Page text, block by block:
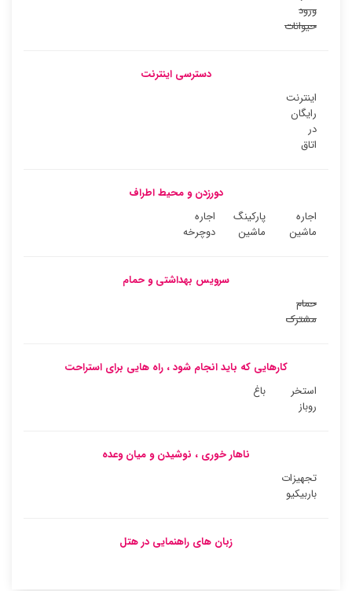
ورود
حیوانات
دسترسی اینترنت
اینترنت
رایگان
در
اتاق
دورزدن و محیط اطراف
اجاره
ماشین
پارکینگ
ماشین
اجاره
دوچرخه
سرویس بهداشتی و حمام
حمام
مشترک
کارهایی که باید انجام شود ، راه هایی برای استراحت
استخر
روباز
باغ
ناهار خوری ، نوشیدن و میان وعده
تجهیزات
باربیکیو
زبان های راهنمایی در هتل